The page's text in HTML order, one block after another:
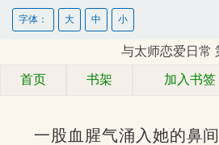
字体： 大 中 小
与太师恋爱日常
首页 书架 加入书签
一股血腥气涌入她的鼻